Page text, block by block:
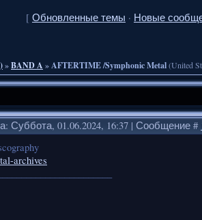
[ Обновленные темы · Новые
»BAND A »AFTERTIME /Symphonic Metal(United
Суббота, 01.06.2024, 16:37 | Сообщение #
archives